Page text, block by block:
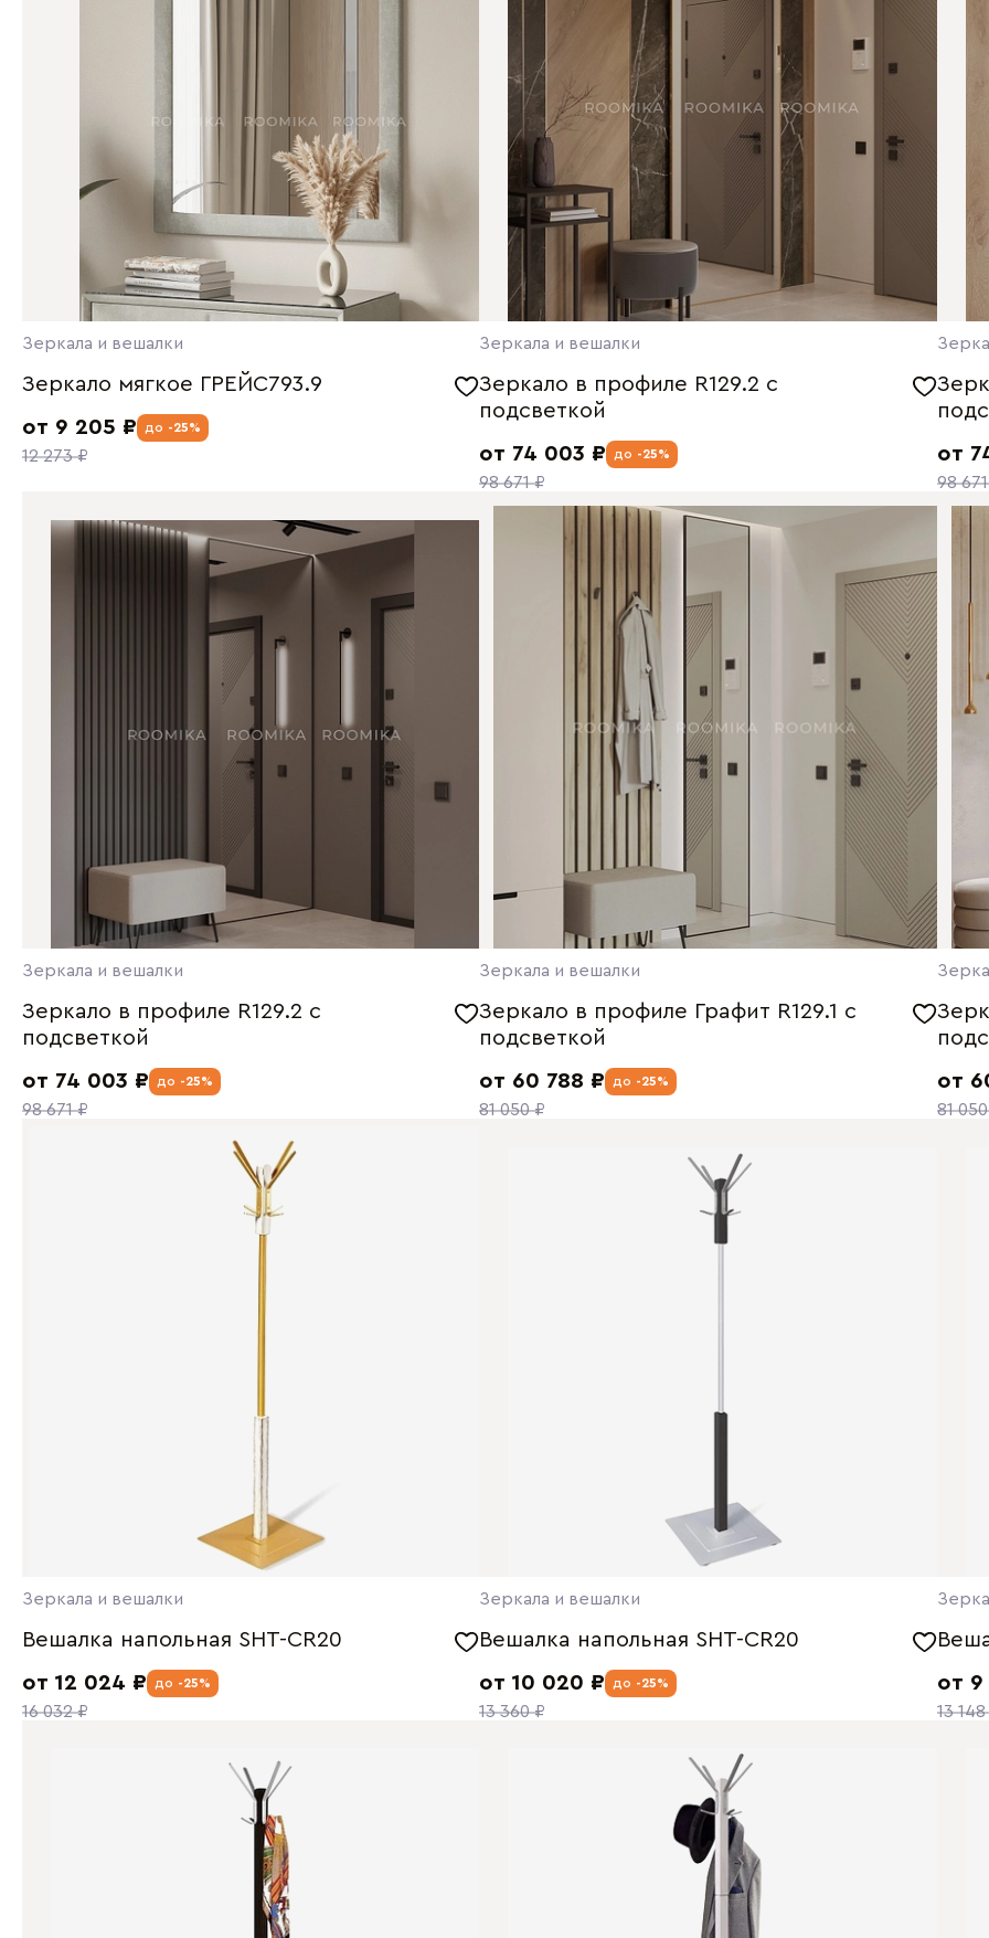
Зеркала и вешалки
Зеркало мягкое ГРЕЙС793.9
от 9 205 ₽
12 273 ₽
до -25%
Зеркала и вешалки
Зеркало в профиле R129.2 с
подсветкой
от 74 003 ₽
98 671 ₽
до -25%
от
98
Зеркала и вешалки
Зеркало в профиле R129.2 с
подсветкой
от 74 003 ₽
98 671 ₽
до -25%
Зеркала и вешалки
Зеркало в профиле Графит R129.1 с
подсветкой
от 60 788 ₽
81 050 ₽
до -25%
от
81
Зеркала и вешалки
Вешалка напольная SHT-CR20
от 12 024 ₽
16 032 ₽
до -25%
Зеркала и вешалки
Вешалка напольная SHT-CR20
от 10 020 ₽
13 360 ₽
до -25%
от 9
13